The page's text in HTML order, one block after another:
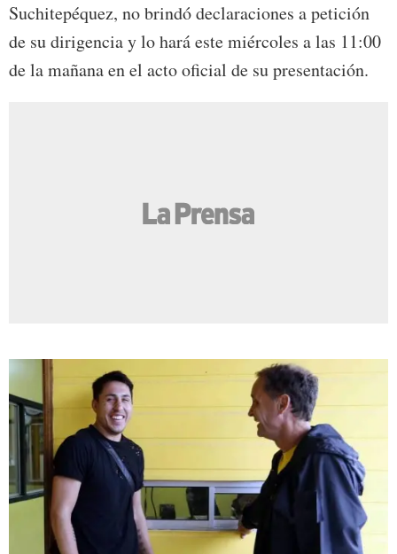
Suchitepéquez, no brindó declaraciones a petición
de su dirigencia y lo hará este miércoles a las 11:00
de la mañana en el acto oficial de su presentación.